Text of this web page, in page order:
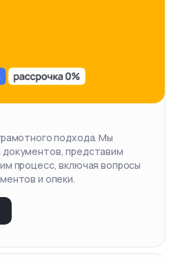
подхода. Мы
представим
процесс, включая вопросы
и опеки.